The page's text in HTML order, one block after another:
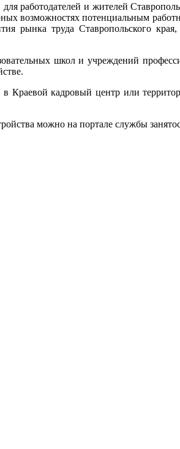
и жителей
возможностях потенциальным
рынка труда Ставропольского
школ и учреждений
кадровый центр или
можно на портале службы